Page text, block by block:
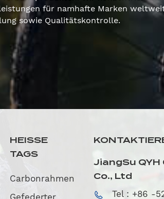
für namhafte Marken
sowie Qualitätskontrolle.
HEISSE
TAGS
Carbonrahmen
Gefederter
JiangSu QYH
Co., Ltd
Tel : +86 -